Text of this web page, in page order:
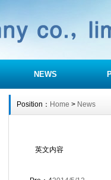
NEWS
Position： Home > News
英文内容